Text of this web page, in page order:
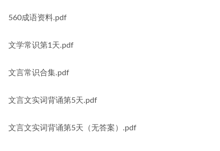
560成语资料.pdf
文学常识第1天.pdf
文言常识合集.pdf
文言文实词背诵第5天.pdf
文言文实词背诵第5天（无答案）.pdf